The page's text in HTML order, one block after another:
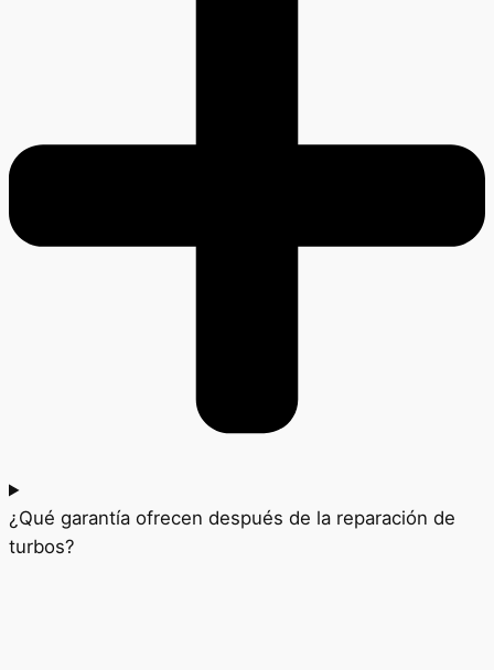
¿Qué garantía ofrecen después de la reparación de
turbos?